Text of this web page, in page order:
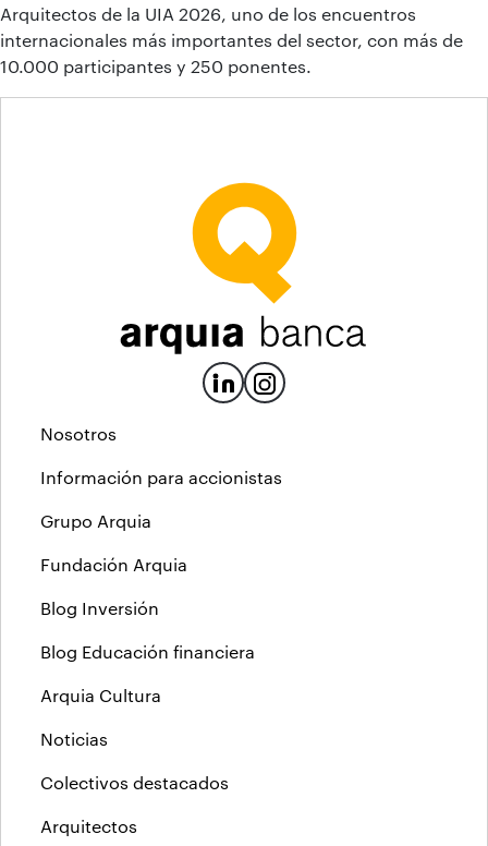
Arquitectos de la UIA 2026, uno de los encuentros
internacionales más importantes del sector, con más de
10.000 participantes y 250 ponentes.
Nosotros
Información para accionistas
Grupo Arquia
Fundación Arquia
Blog Inversión
Blog Educación financiera
Arquia Cultura
Noticias
Colectivos destacados
Arquitectos